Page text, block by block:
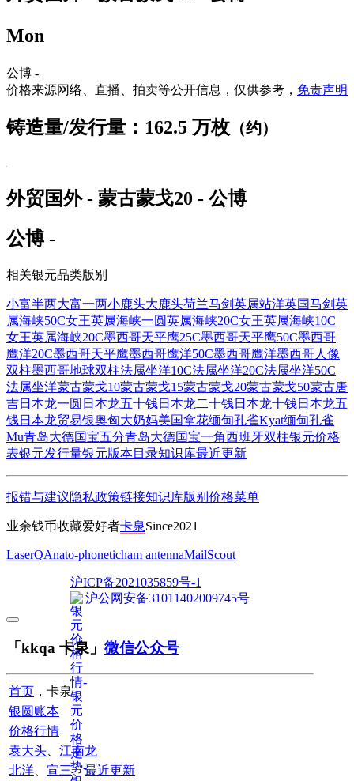
Mon
公博 -
价格来源网络、直播、拍卖等公开信息，仅供参考， 免责声明
铸造量/发行量：162.5 万枚 （约）
外贸国外 - 蒙古蒙戈20 - 公博
公博 -
相关银元品类版别
小富半两大富一两小鹿头大鹿头荷兰马剑英属站洋英国马剑英
属海峡50C女王英属海峡一圆英属海峡20C女王英属海峡10C
女王英属海峡20C墨西哥天平鹰25C墨西哥天平鹰50C墨西哥
鹰洋20C墨西哥天平鹰墨西哥鹰洋50C墨西哥鹰洋墨西哥人像
双柱墨西哥地球双柱法属坐洋10C法属坐洋20C法属坐洋50C
法属坐洋蒙古蒙戈10蒙古蒙戈15蒙古蒙戈20蒙古蒙戈50蒙古唐
吉日本龙一圆 日本龙五十钱日本龙二十钱日本龙十钱日本龙五
钱日本龙贸易银奥匈大奶妈美国拿花缅甸孔雀Kyat缅甸孔雀
Mu青岛大德国宝五分青岛大德国宝一角西班牙双柱银元价格
表银元发行量银元版本目录知识库最近更新
报错与建议隐私政策链接知识库版别 价格菜单
业余钱币收藏爱好者卡泉Since2021
LaserQAnato-phoneticham antennaMailScout
沪ICP备2021035859号-1
沪公网安备31011402009745号
「kkqa 卡泉」 微信公众号
首页 ，卡泉
银圆账本
价格行情
袁大头
江南龙
北洋
宣三、最近更新